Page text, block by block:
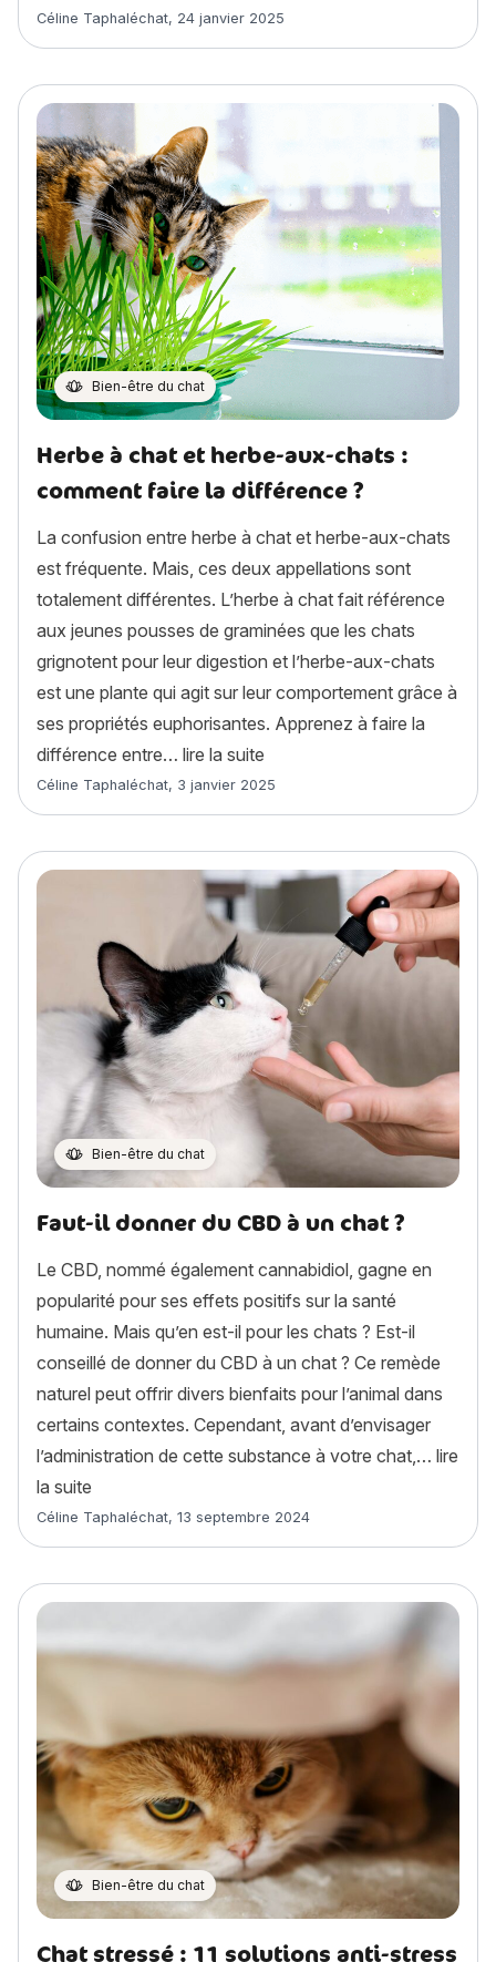
Article rédigé par
Céline Taphaléchat, 24 janvier 2025
Bien-être du chat
Herbe à chat et herbe-aux-chats :
comment faire la différence ?
La confusion entre herbe à chat et herbe-aux-chats
est fréquente. Mais, ces deux appellations sont
totalement différentes. L’herbe à chat fait référence
aux jeunes pousses de graminées que les chats
grignotent pour leur digestion et l’herbe-aux-chats
est une plante qui agit sur leur comportement grâce à
ses propriétés euphorisantes. Apprenez à faire la
différence entre… lire la suite
Article rédigé par
Céline Taphaléchat, 3 janvier 2025
Bien-être du chat
Faut-il donner du CBD à un chat ?
Le CBD, nommé également cannabidiol, gagne en
popularité pour ses effets positifs sur la santé
humaine. Mais qu’en est-il pour les chats ? Est-il
conseillé de donner du CBD à un chat ? Ce remède
naturel peut offrir divers bienfaits pour l’animal dans
certains contextes. Cependant, avant d’envisager
l’administration de cette substance à votre chat,… lire
la suite
Article rédigé par
Céline Taphaléchat, 13 septembre 2024
Bien-être du chat
Chat stressé : 11 solutions anti-stress